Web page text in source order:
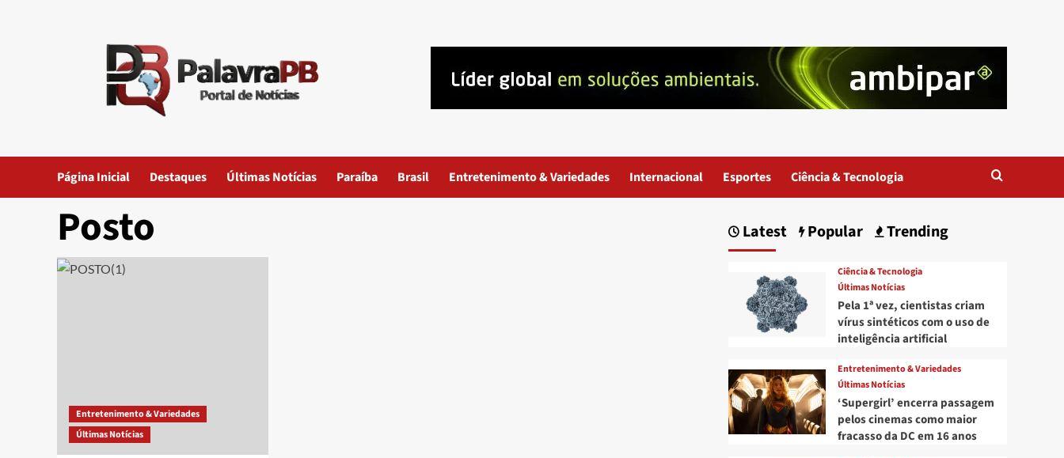
Página Inicial Destaques Últimas Notícias Paraíba Brasil Entretenimento & Variedades Internacional Esportes Ciência & Tecnologia
Posto
Entretenimento & Variedades
Últimas Notícias
Latest Popular Trending
Ciência & Tecnologia
Últimas Notícias
Pela 1ª vez, cientistas criam
vírus sintéticos com o uso de
inteligência artificial
Entretenimento & Variedades
Últimas Notícias
‘Supergirl’ encerra passagem
pelos cinemas como maior
fracasso da DC em 16 anos